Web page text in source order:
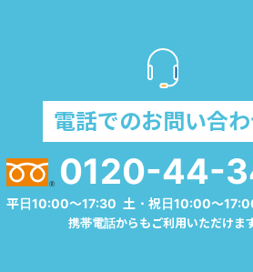
電話でのお問い合
0120-44-
平日10:00～17:30 土・祝日10:00～
携帯電話からもご利用いただけま